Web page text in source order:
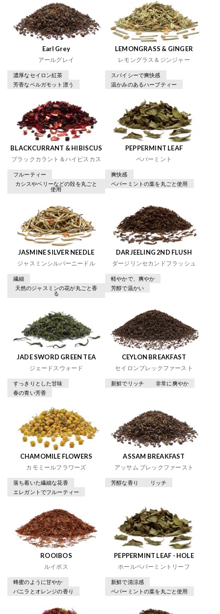
Earl Grey
アールグレイ
濃厚なセイロン紅茶
芳香なベルガモット漂う
LEMONGRASS & GINGER
レモングラス＆ジンジャー
スパイシーで爽快感
温かみのあるハーブティー
BLACKCURRANT & HIBISCUS
ブラックカラント＆ハイビスカス
フルーティー
カシスやベリーなどの殻を丸ごと
使用
PEPPERMINT LEAF
ペパーミント
爽快感
ペパーミントの葉を丸ごと使用
JASMINE SILVER NEEDLE
ジャスミンシルバーニードル
繊細
天然のジャスミンの花が丸ごと香
る
DARJEELING 2ND FLUSH
ダージリンセカンドフラッシュ
軽やかで、爽やか
芳醇で温かい
JADE SWORD GREEN TEA
ジェードスウォード
すっきりとした甘味
春の青い芳香
CEYLON BREAKFAST
セイロンブレックファースト
新鮮でリッチ 非常に爽やか
CHAMOMILE FLOWERS
カモミールフラワーズ
落ち着いた繊細な花香
エレガントでフルーティー
ASSAM BREAKFAST
アッサム ブレックファースト
芳醇な香り リッチ
ROOIBOS
ルイボス
蜂蜜のように甘やか
バニラとオレンジの香り
PEPPERMINT LEAF - HOLE
ホールペパーミントリーフ
新鮮で清涼感
ペパーミントの葉を丸ごと使用